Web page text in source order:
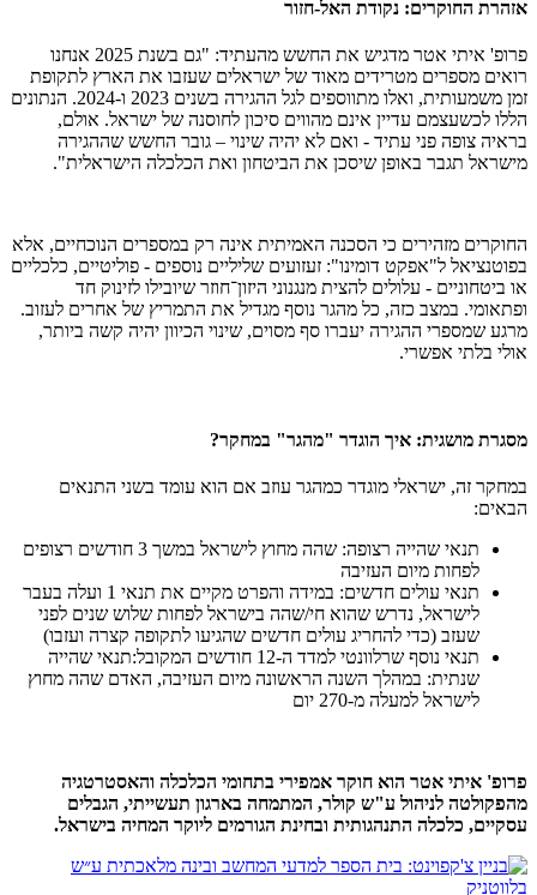
אזהרת החוקרים: נקודת האל-חזור
פרופ' איתי אטר מדגיש את החשש מהעתיד: "גם בשנת 2025 אנחנו
רואים מספרים מטרידים מאוד של ישראלים שעזבו את הארץ לתקופת
זמן משמעותית, ואלו מתווספים לגל ההגירה בשנים 2023 ו-2024. הנתונים
הללו לכשעצמם עדיין אינם מהווים סיכון לחוסנה של ישראל. אולם,
בראיה צופה פני עתיד - ואם לא יהיה שינוי – גובר החשש שההגירה
מישראל תגבר באופן שיסכן את הביטחון ואת הכלכלה הישראלית".
החוקרים מזהירים כי הסכנה האמיתית אינה רק במספרים הנוכחיים, אלא
בפוטנציאל ל"אפקט דומינו": זעזועים שליליים נוספים - פוליטיים, כלכליים
או ביטחוניים - עלולים להצית מנגנוני היזון־חוזר שיובילו לזינוק חד
ופתאומי. במצב כזה, כל מהגר נוסף מגדיל את התמריץ של אחרים לעזוב.
מרגע שמספרי ההגירה יעברו סף מסוים, שינוי הכיוון יהיה קשה ביותר,
אולי בלתי אפשרי.
מסגרת מושגית: איך הוגדר "מהגר" במחקר?
במחקר זה, ישראלי מוגדר כמהגר עוזב אם הוא עומד בשני התנאים
הבאים:
תנאי שהייה רצופה: שהה מחוץ לישראל במשך 3 חודשים רצופים
לפחות מיום העזיבה
תנאי עולים חדשים: במידה והפרט מקיים את תנאי 1 ועלה בעבר
לישראל, נדרש שהוא חי/שהה בישראל לפחות שלוש שנים לפני
שעזב (כדי להחריג עולים חדשים שהגיעו לתקופה קצרה ועזבו)
תנאי נוסף שרלוונטי למדד ה-12 חודשים המקובל:תנאי שהייה
שנתית: במהלך השנה הראשונה מיום העזיבה, האדם שהה מחוץ
לישראל למעלה מ-270 יום
פרופ' איתי אטר הוא חוקר אמפירי בתחומי הכלכלה והאסטרטגיה
מהפקולטה לניהול ע"ש קולר, המתמחה בארגון תעשייתי, הגבלים
עסקיים, כלכלה התנהגותית ובחינת הגורמים ליוקר המחיה בישראל.